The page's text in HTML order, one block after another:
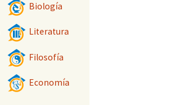
Biología
Literatura
Filosofía
Economía